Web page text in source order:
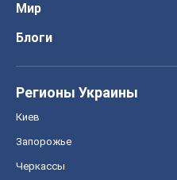
Мир
Блоги
Регионы Украины
Киев
Запорожье
Черкассы